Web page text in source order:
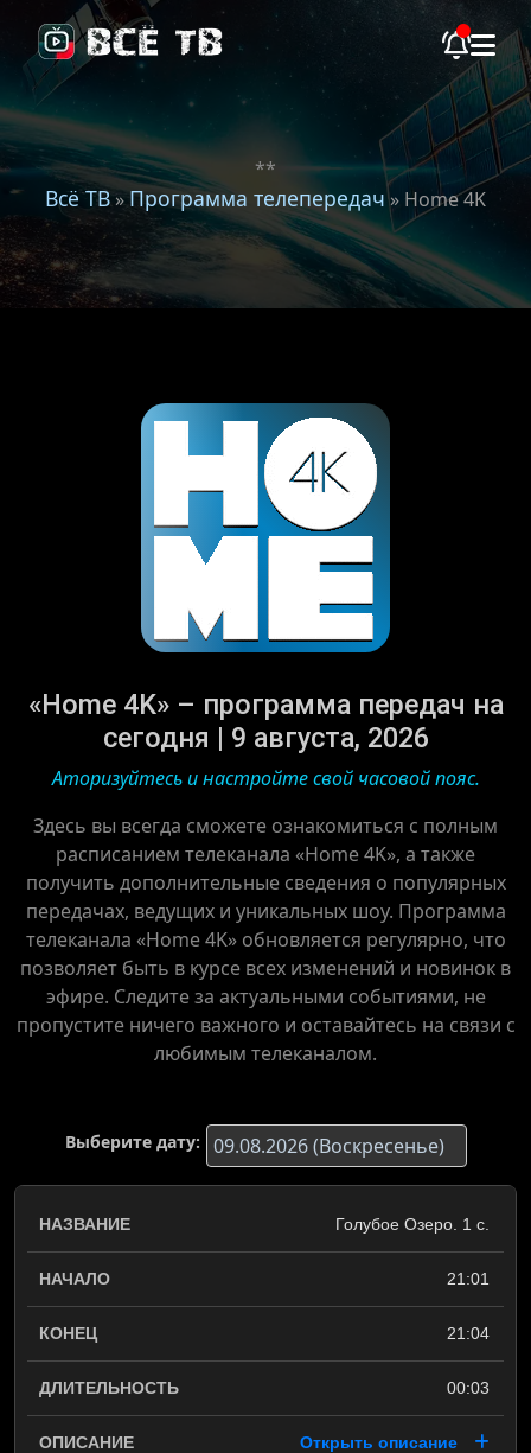
**
Всё ТВ »Программа телепередач» Home 4K
«Home 4K» – программа передач на
сегодня | 9 августа, 2026
Аторизуйтесь и настройте свой часовой пояс.
Здесь вы всегда сможете ознакомиться с полным
расписанием телеканала «Home 4K», а также
получить дополнительные сведения о популярных
передачах, ведущих и уникальных шоу. Программа
телеканала «Home 4K» обновляется регулярно, что
позволяет быть в курсе всех изменений и новинок в
эфире. Следите за актуальными событиями, не
пропустите ничего важного и оставайтесь на связи с
любимым телеканалом.
Выберите дату:
Голубое Озеро. 1 с.
21:01
21:04
00:03
Открыть описание